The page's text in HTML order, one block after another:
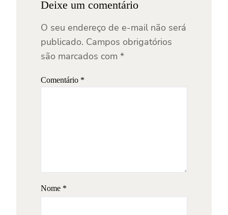
Deixe um comentário
O seu endereço de e-mail não será
publicado. Campos obrigatórios
são marcados com *
Comentário *
Nome *